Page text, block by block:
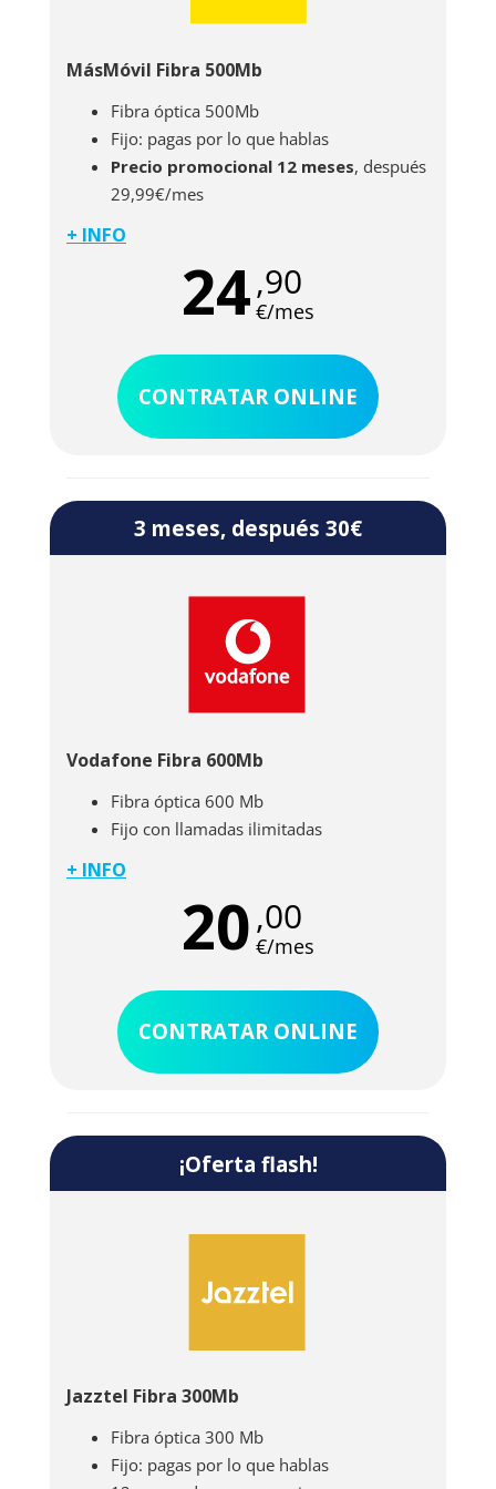
MásMóvil Fibra 500Mb
Fibra óptica 500Mb
Fijo: pagas por lo que hablas
Precio promocional 12 meses, después
29,99€/mes
Este pack MásMóvil fibra 500 Mb te ofrece 500
Mb de bajada y 100 Mb de subida. Es lo tuyo si
quieres una velocidad buena de conexión y a
la red desde cualquiera de tus dispositivos. Si
no tienes opción a fibra óptica, siempre puedes
contratar esta oferta en su versión ADSL, con
hasta 20 Mb de bajada. Además MásMóvil
+ INFO
24,90
€/mes
CONTRATAR ONLINE
3 meses, después 30€
Vodafone Fibra 600Mb
Fibra óptica 600 Mb
Fijo con llamadas ilimitadas
Si necesitas navegar a una gran velocidad de tu
conexión de internet en casa al mejor precio,
tienes una oferta de fibra de 600 Mb que te
forma simultánea. Sin olvidar la línea fija
incluida con llamadas ilimitadas a fijos y
móviles.
+ INFO
20,00
€/mes
CONTRATAR ONLINE
¡Oferta flash!
Jazztel Fibra 300Mb
Fibra óptica 300 Mb
Fijo: pagas por lo que hablas